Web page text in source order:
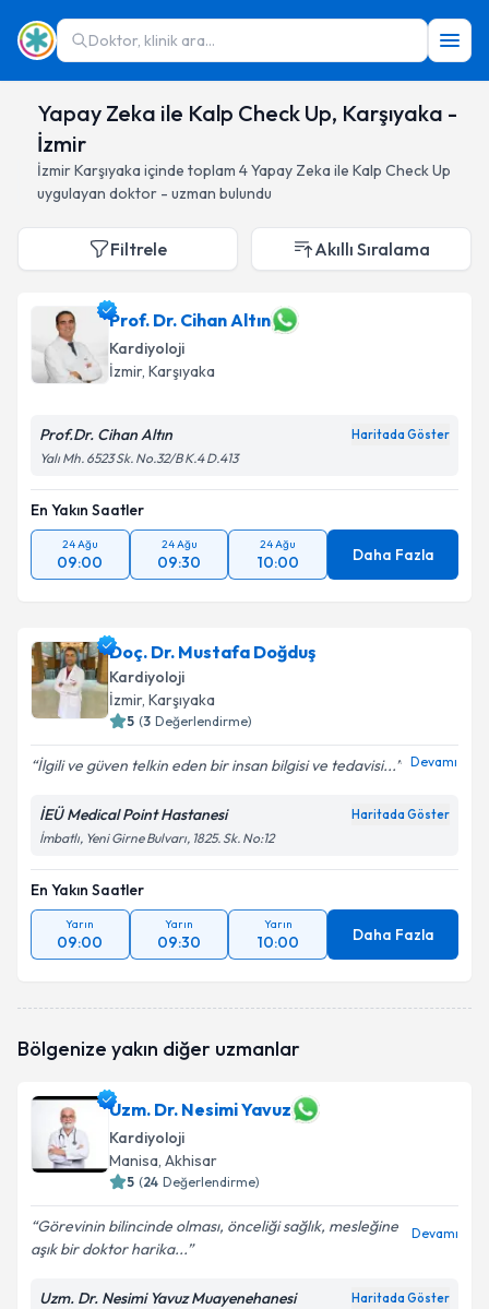
Doktor, klinik ara...
Yapay Zeka ile Kalp Check Up, Karşıyaka -
İzmir
İzmirKarşıyaka içinde toplam 4Yapay Zeka ile Kalp Check Up
uygulayan doktor - uzman bulundu
Filtrele Akıllı Sıralama
Prof. Dr. Cihan Altın
Kardiyoloji
İzmir, Karşıyaka
Prof.Dr. Cihan Altın Haritada Göster
Yalı Mh. 6523 Sk. No.32/B K.4 D.413
En Yakın Saatler
24 Ağu
09:00
24 Ağu
09:30
24 Ağu
10:00 Daha Fazla
Doç. Dr. Mustafa Doğduş
Kardiyoloji
İzmir, Karşıyaka
5 (3 Değerlendirme)
İlgili ve güven telkin eden bir insan bilgisi ve tedavisi... Devamı
İEÜ Medical Point Hastanesi Haritada Göster
İmbatlı, Yeni Girne Bulvarı, 1825. Sk. No:12
En Yakın Saatler
Yarın
09:00
Yarın
09:30
Yarın
10:00 Daha Fazla
Bölgenize yakın diğer uzmanlar
Uzm. Dr. Nesimi Yavuz
Kardiyoloji
Manisa, Akhisar
5 (24 Değerlendirme)
Görevinin bilincinde olması, önceliği sağlık, mesleğine
aşık bir doktor harika...
Devamı
Uzm. Dr. Nesimi Yavuz Muayenehanesi Haritada Göster